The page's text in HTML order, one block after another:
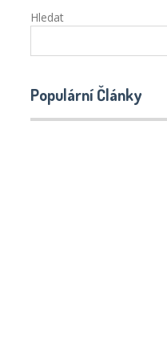
Hledat
Populární Články